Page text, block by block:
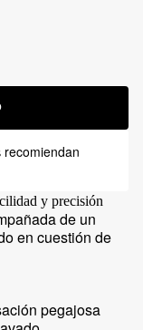
recomiendan
y precisión
de un
en cuestión de
pegajosa